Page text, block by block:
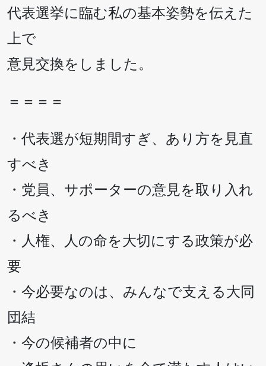
代表選挙に臨む私の基本姿勢を伝えた
上で
意見交換をしました。
＝＝＝＝
・代表選が短期間すぎ、あり方を見直
すべき
・党員、サポーターの意見を取り入れ
るべき
・人権、人の命を大切にする政策が必
要
・今必要なのは、みんなで支える大同
団結
・今の候補者の中に